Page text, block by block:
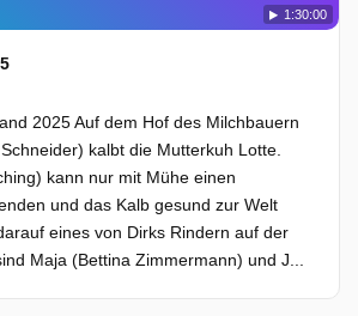
1:30:00
2025 Auf dem Hof des Milchbauern
kalbt die Mutterkuh Lotte.
kann nur mit Mühe einen
und das Kalb gesund zur Welt
eines von Dirks Rindern auf der
Maja (Bettina Zimmermann) und J...